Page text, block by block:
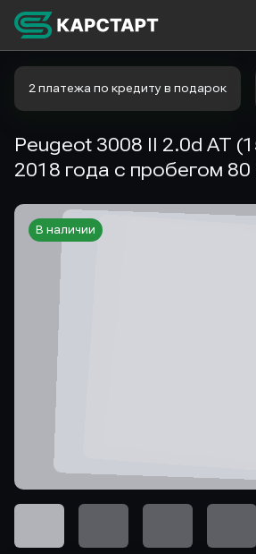
2 платежа по кредиту в подарок
Peugeot 3008 II 2.0d AT
2018 года с пробегом 80
В наличии